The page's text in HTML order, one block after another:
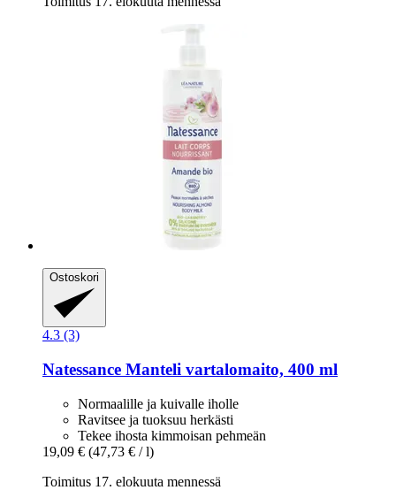
Ostoskori
4.3 (3)
Natessance Manteli vartalomaito, 400 ml
Normaalille ja kuivalle iholle
Ravitsee ja tuoksuu herkästi
Tekee ihosta kimmoisan pehmeän
19,09 € (47,73 € / l)
Toimitus 17. elokuuta mennessä